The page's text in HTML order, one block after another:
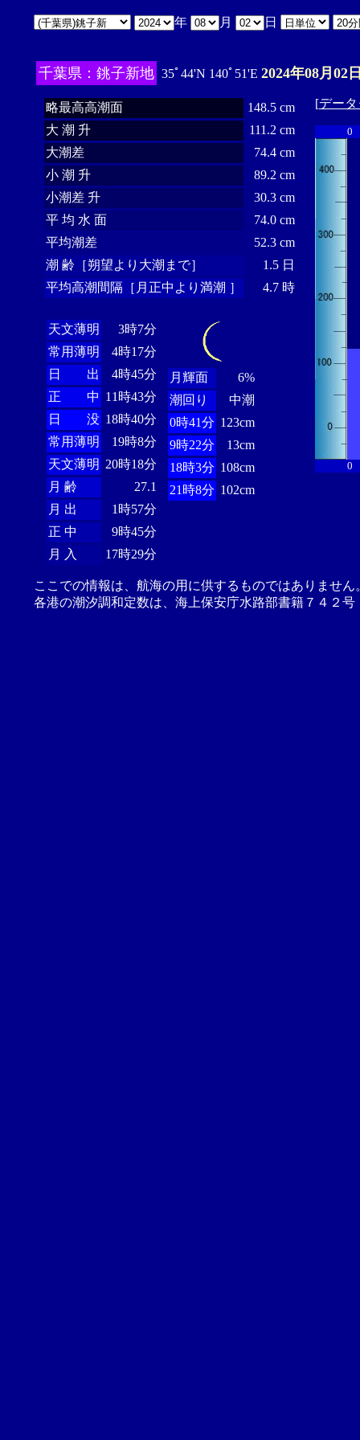
年 月 日
千葉県：銚子新地 35ﾟ44'N 140ﾟ51'E 2024年08月02
略最高高潮面
148.5 cm
大 潮 升
111.2 cm
大潮差
74.4 cm
小 潮 升
89.2 cm
小潮差 升
30.3 cm
平 均 水 面
74.0 cm
平均潮差
52.3 cm
潮 齢［朔望より大潮まで］
1.5 日
平均高潮間隔［月正中より満潮 ］
4.7 時
天文薄明
3時7分
常用薄明
4時17分
日 出
4時45分
正 中 11時43分
日 没 18時40分
常用薄明
19時8分
天文薄明 20時18分
月 齢
27.1
月 出
1時57分
正 中
9時45分
月 入
17時29分
月輝面
6%
潮回り
中潮
0時41分 123cm
9時22分
13cm
18時3分 108cm
21時8分 102cm
[デー
0
0
ここでの情報は、航海の用に供するものではありませ
各港の潮汐調和定数は、海上保安庁水路部書籍７４２